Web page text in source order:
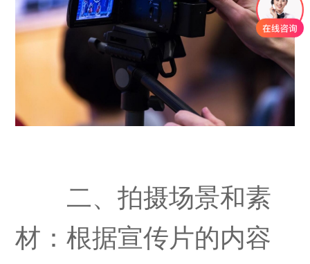
二、拍摄场景和素
材：根据宣传片的内容